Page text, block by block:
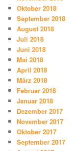
Oktober 2018
September 2018
August 2018
Juli 2018
Juni 2018
Mai 2018
April 2018
März 2018
Februar 2018
Januar 2018
Dezember 2017
November 2017
Oktober 2017
September 2017